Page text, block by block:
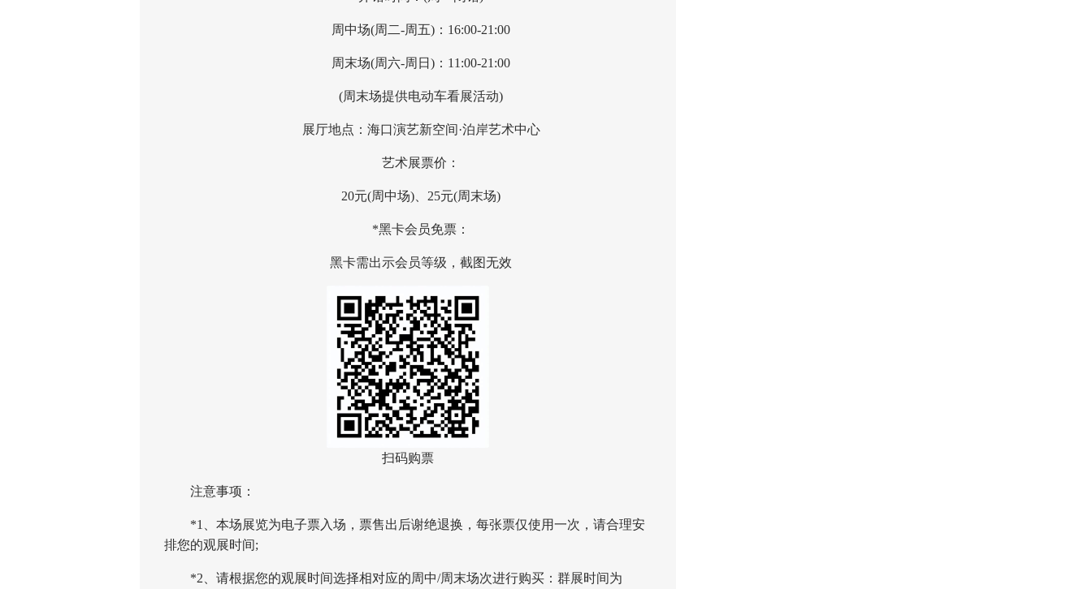
周中场(周二-周五)：16:00-21:00
周末场(周六-周日)：11:00-21:00
(周末场提供电动车看展活动)
展厅地点：海口演艺新空间·泊岸艺术中心
艺术展票价：
20元(周中场)、25元(周末场)
*黑卡会员免票：
黑卡需出示会员等级，截图无效
扫码购票
注意事项：
*1、本场展览为电子票入场，票售出后谢绝退换，每张票仅使用一次，请合理安
排您的观展时间;
*2、请根据您的观展时间选择相对应的周中/周末场次进行购买：群展时间为